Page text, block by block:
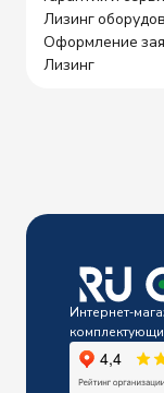
Лизинг
Оформление
Лизинг
Интернет-